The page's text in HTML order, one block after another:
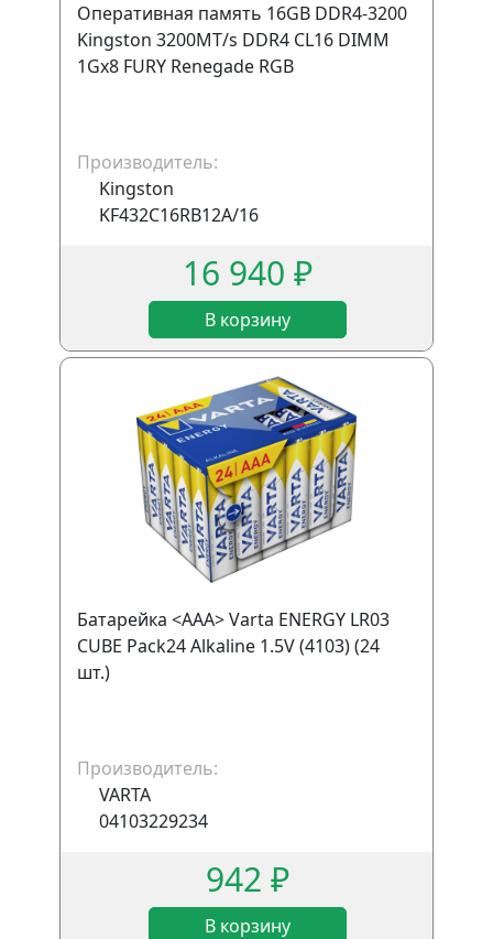
Оперативная память 16GB DDR4-3200
Kingston 3200MT/s DDR4 CL16 DIMM
1Gx8 FURY Renegade RGB
Производитель:
Kingston
KF432C16RB12A/16
16 940 ₽
В корзину
Батарейка <AAA> Varta ENERGY LR03
CUBE Pack24 Alkaline 1.5V (4103) (24
шт.)
Производитель:
VARTA
04103229234
942 ₽
В корзину